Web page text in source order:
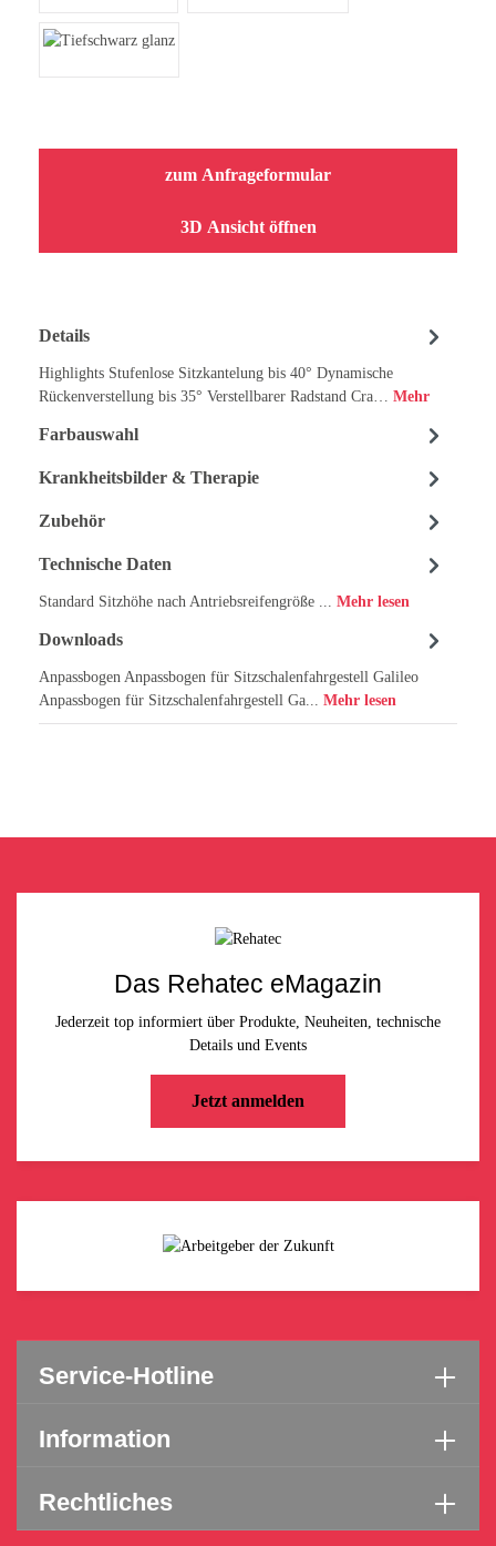
zum Anfrageformular
3D Ansicht öffnen
Details
Highlights Stufenlose Sitzkantelung bis 40° Dynamische
Rückenverstellung bis 35° Verstellbarer Radstand Cra… Mehr
Farbauswahl
Krankheitsbilder & Therapie
Zubehör
Technische Daten
Standard Sitzhöhe nach Antriebsreifengröße ... Mehr lesen
Downloads
Anpassbogen Anpassbogen für Sitzschalenfahrgestell Galileo
Anpassbogen für Sitzschalenfahrgestell Ga... Mehr lesen
Das Rehatec eMagazin
Jederzeit top informiert über Produkte, Neuheiten, technische
Details und Events
Jetzt anmelden
Service-Hotline
Information
Rechtliches